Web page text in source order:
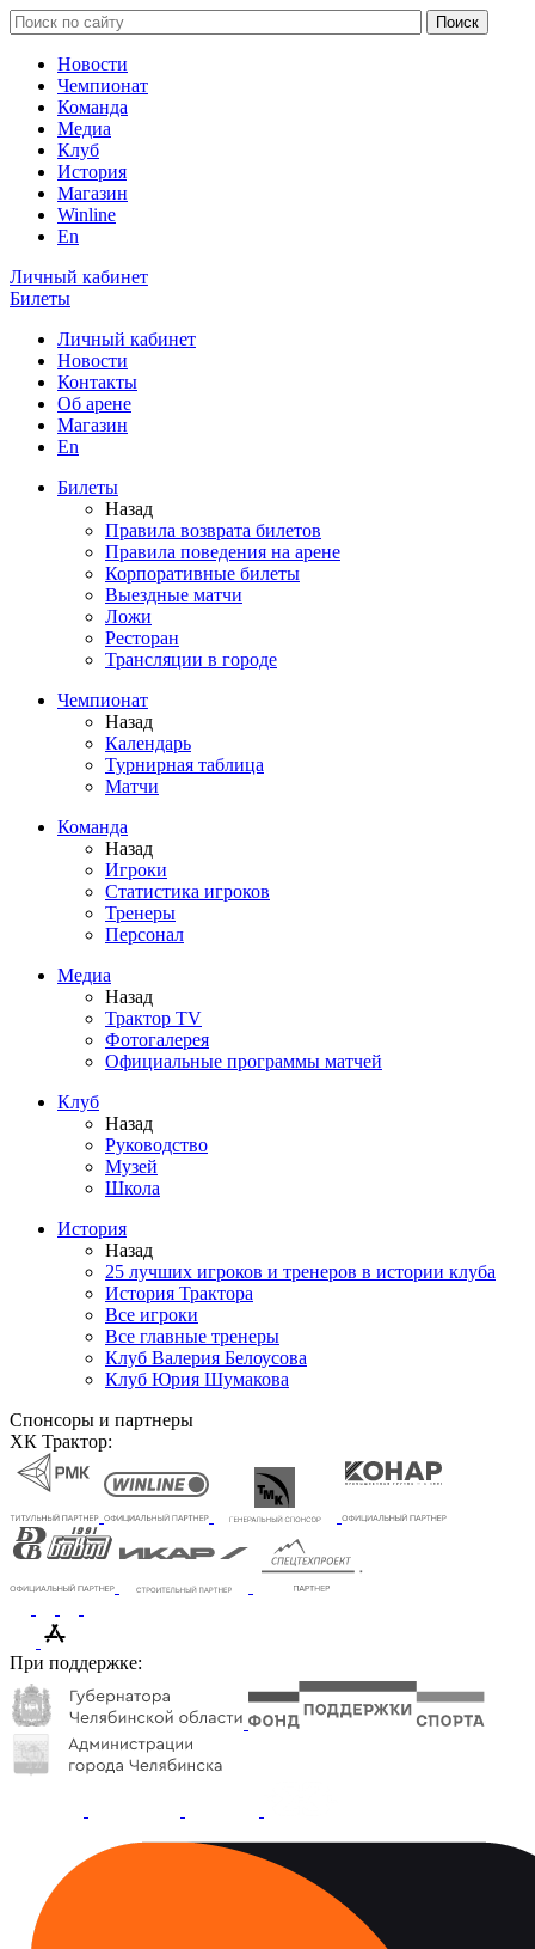
Новости
Чемпионат
Команда
Медиа
Клуб
История
Магазин
Winline
En
Личный кабинет
Билеты
Личный кабинет
Новости
Контакты
Об арене
Магазин
En
Билеты
Назад
Правила возврата билетов
Правила поведения на арене
Корпоративные билеты
Выездные матчи
Ложи
Ресторан
Трансляции в городе
Чемпионат
Назад
Календарь
Турнирная таблица
Матчи
Команда
Назад
Игроки
Статистика игроков
Тренеры
Персонал
Медиа
Назад
Трактор TV
Фотогалерея
Официальные программы матчей
Клуб
Назад
Руководство
Музей
Школа
История
Назад
25 лучших игроков и тренеров в истории клуба
История Трактора
Все игроки
Все главные тренеры
Клуб Валерия Белоусова
Клуб Юрия Шумакова
Спонсоры и партнеры
ХК Трактор:
При поддержке: